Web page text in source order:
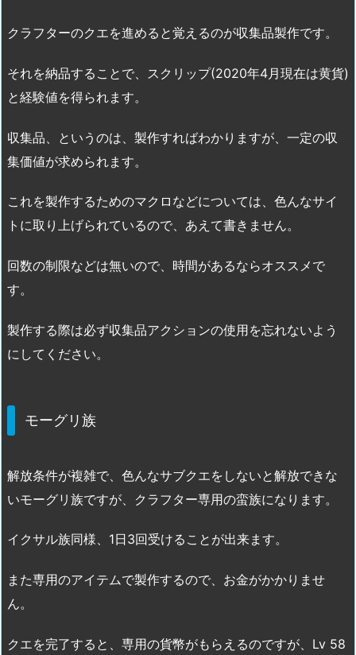
クラフターのクエを進めると覚えるのが収集品製作です。
それを納品することで、スクリップ(2020年4月現在は黄貨)
と経験値を得られます。
収集品、というのは、製作すればわかりますが、一定の収
集価値が求められます。
これを製作するためのマクロなどについては、色んなサイ
トに取り上げられているので、あえて書きません。
回数の制限などは無いので、時間があるならオススメで
す。
製作する際は必ず収集品アクションの使用を忘れないよう
にしてください。
モーグリ族
解放条件が複雑で、色んなサブクエをしないと解放できな
いモーグリ族ですが、クラフター専用の蛮族になります。
イクサル族同様、1日3回受けることが出来ます。
また専用のアイテムで製作するので、お金がかかりませ
ん。
クエを完了すると、専用の貨幣がもらえるのですが、Lv 58